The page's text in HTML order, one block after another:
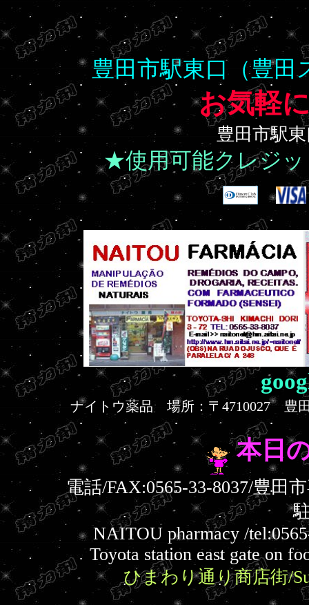
豊田市駅東口（豊田
お気軽
豊田市駅
★使用可能クレジ
ナイトウ薬品 場所：〒4710027 豊
本日
電話/FAX:0565-33-8037/豊田
NAITOU pharmacy /
Toyota station east gate on
ひまわり通り商店街/